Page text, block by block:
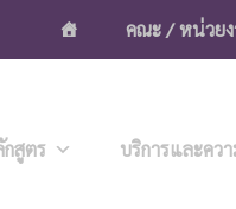
คณะ / หน่วย
สูตร บริการและคว